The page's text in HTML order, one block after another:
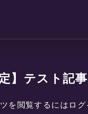
定】テスト記
を閲覧するにはロ